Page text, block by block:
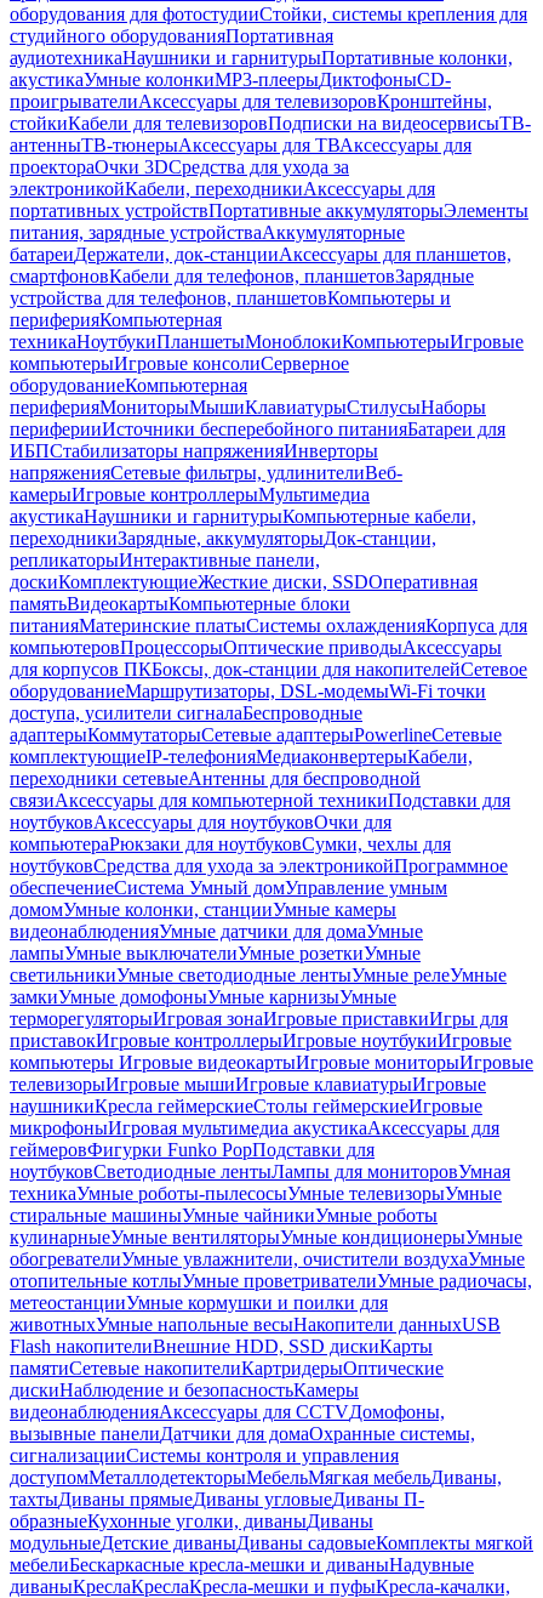
оборудования для фотостудииСтойки, системы крепления для
студийного оборудованияПортативная
аудиотехникаНаушники и гарнитурыПортативные колонки,
акустикаУмные колонкиMP3-плеерыДиктофоныCD-
проигрывателиАксессуары для телевизоровКронштейны,
стойкиКабели для телевизоровПодписки на видеосервисыТВ-
антенныТВ-тюнерыАксессуары для ТВАксессуары для
проектораОчки 3DСредства для ухода за
электроникойКабели, переходникиАксессуары для
портативных устройствПортативные аккумуляторыЭлементы
питания, зарядные устройстваАккумуляторные
батареиДержатели, док-станцииАксессуары для планшетов,
смартфоновКабели для телефонов, планшетовЗарядные
устройства для телефонов, планшетовКомпьютеры и
периферияКомпьютерная
техникаНоутбукиПланшетыМоноблокиКомпьютерыИгровые
компьютерыИгровые консолиСерверное
оборудованиеКомпьютерная
периферияМониторыМышиКлавиатурыСтилусыНаборы
периферииИсточники бесперебойного питанияБатареи для
ИБПСтабилизаторы напряженияИнверторы
напряженияСетевые фильтры, удлинителиВеб-
камерыИгровые контроллерыМультимедиа
акустикаНаушники и гарнитурыКомпьютерные кабели,
переходникиЗарядные, аккумуляторыДок-станции,
репликаторыИнтерактивные панели,
доскиКомплектующиеЖесткие диски, SSDОперативная
памятьВидеокартыКомпьютерные блоки
питанияМатеринские платыСистемы охлажденияКорпуса для
компьютеровПроцессорыОптические приводыАксессуары
для корпусов ПКБоксы, док-станции для накопителейСетевое
оборудованиеМаршрутизаторы, DSL-модемыWi-Fi точки
доступа, усилители сигналаБеспроводные
адаптерыКоммутаторыСетевые адаптерыPowerlineСетевые
комплектующиеIP-телефонияМедиаконвертерыКабели,
переходники сетевыеАнтенны для беспроводной
связиАксессуары для компьютерной техникиПодставки для
ноутбуковАксессуары для ноутбуковОчки для
компьютераРюкзаки для ноутбуковСумки, чехлы для
ноутбуковСредства для ухода за электроникойПрограммное
обеспечениеСистема Умный домУправление умным
домомУмные колонки, станцииУмные камеры
видеонаблюденияУмные датчики для домаУмные
лампыУмные выключателиУмные розеткиУмные
светильникиУмные светодиодные лентыУмные релеУмные
замкиУмные домофоныУмные карнизыУмные
терморегуляторыИгровая зонаИгровые приставкиИгры для
приставокИгровые контроллерыИгровые ноутбукиИгровые
компьютеры Игровые видеокартыИгровые мониторыИгровые
телевизорыИгровые мышиИгровые клавиатурыИгровые
наушникиКресла геймерскиеСтолы геймерскиеИгровые
микрофоныИгровая мультимедиа акустикаАксессуары для
геймеровФигурки Funko PopПодставки для
ноутбуковСветодиодные лентыЛампы для мониторовУмная
техникаУмные роботы-пылесосыУмные телевизорыУмные
стиральные машиныУмные чайникиУмные роботы
кулинарныеУмные вентиляторыУмные кондиционерыУмные
обогревателиУмные увлажнители, очистители воздухаУмные
отопительные котлыУмные проветривателиУмные радиочасы,
метеостанцииУмные кормушки и поилки для
животныхУмные напольные весыНакопители данныхUSB
Flash накопителиВнешние HDD, SSD дискиКарты
памятиСетевые накопителиКартридерыОптические
дискиНаблюдение и безопасностьКамеры
видеонаблюденияАксессуары для CCTVДомофоны,
вызывные панелиДатчики для домаОхранные системы,
сигнализацииСистемы контроля и управления
доступомМеталлодетекторыМебельМягкая мебельДиваны,
тахтыДиваны прямыеДиваны угловыеДиваны П-
образныеКухонные уголки, диваныДиваны
модульныеДетские диваныДиваны садовыеКомплекты мягкой
мебелиБескаркасные кресла-мешки и диваныНадувные
диваныКреслаКреслаКресла-мешки и пуфыКресла-качалки,